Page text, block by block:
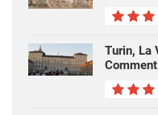
Turin, La